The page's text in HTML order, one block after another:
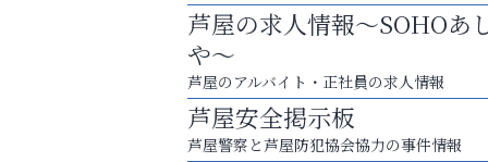
芦屋の求人情報～SOHOあ
や～
芦屋のアルバイト・正社員の求人情報
芦屋安全掲示板
芦屋警察と芦屋防犯協会協力の事件情報